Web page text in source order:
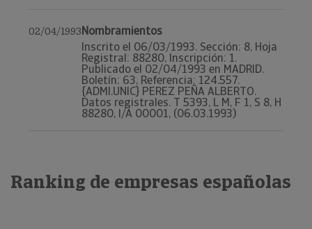
02/04/1993Nombramientos
Inscrito el 06/03/1993. Sección: 8, Hoja
Registral: 88280, Inscripción: 1.
Publicado el 02/04/1993 en MADRID.
Boletín: 63, Referencia: 124.557.
{ADMI.UNIC} PEREZ PEÑA ALBERTO.
Datos registrales. T 5393, L M, F 1, S 8, H
88280, I/A 00001, (06.03.1993)
Ranking de empresas españolas